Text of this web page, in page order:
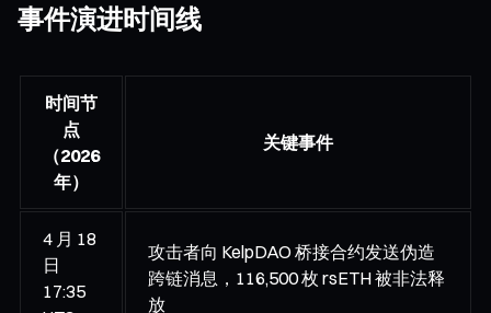
事件演进时间线
时间节
点
（2026
年）
关键事件
4 月 18
日
17:35
攻击者向 KelpDAO 桥接合约发送伪造
跨链消息，116,500 枚 rsETH 被非法释
放